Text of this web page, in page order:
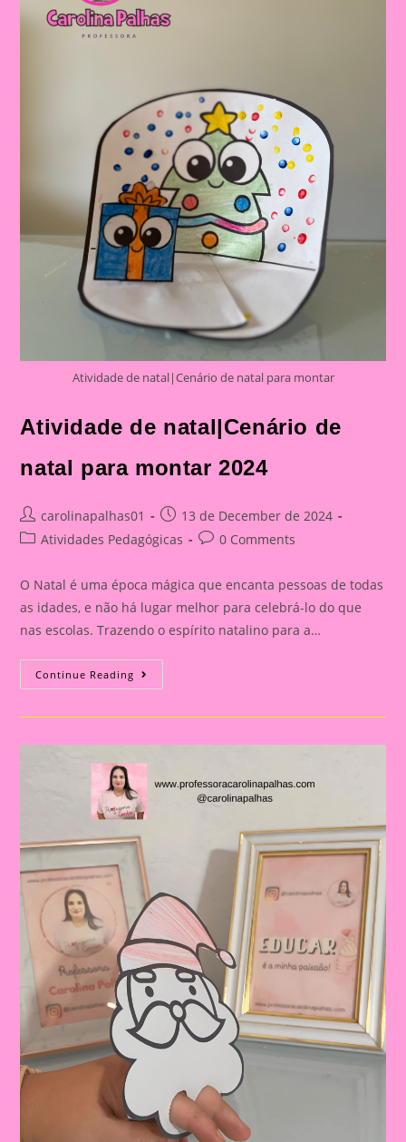
Atividade de natal|Cenário de natal para montar
Atividade de natal|Cenário de
natal para montar 2024
Post
author:
carolinapalhas01
Post
published:
13 de December de 2024
PostAtividades Pedagógicas
Post0 Comments
O Natal é uma época mágica que encanta pessoas de todas
as idades, e não há lugar melhor para celebrá-lo do que
nas escolas. Trazendo o espírito natalino para a…
Continue Reading Atividade
De
De
Montar
2024